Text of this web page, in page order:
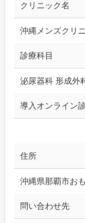
クリニック名
沖縄メンズクリ
診療科目
泌尿器科 形成外
導入オンライン
住所
沖縄県那覇市お
問い合わせ先